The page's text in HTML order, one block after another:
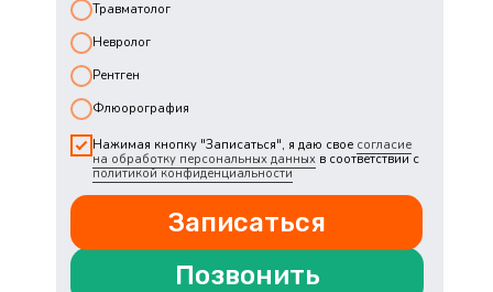
Позвонить
Травматолог
Невролог
Рентген
Флюорография
Нажимая кнопку "Записаться", я даю свое согласие
на обработку персональных данных в соответствии с
политикой конфиденциальности
Записаться